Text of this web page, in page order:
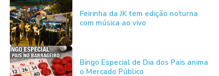
Feirinha da JK tem edição noturna
com música ao vivo
Bingo Especial de Dia dos Pais anima
o Mercado Público